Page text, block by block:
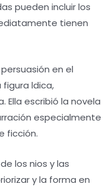
pueden incluir los
tienen
en el
figura ldica,
Ella escribió la novela
especialmente
ficción.
los nios y las
y la forma en